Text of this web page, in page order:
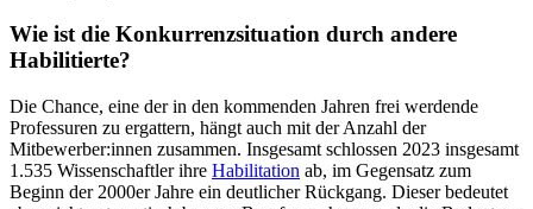
Wie ist die Konkurrenzsituation durch andere
Habilitierte?
Die Chance, eine der in den kommenden Jahren frei werdende
Professuren zu ergattern, hängt auch mit der Anzahl der
Mitbewerber:innen zusammen. Insgesamt schlossen 2023 insgesamt
1.535 Wissenschaftler ihre Habilitation ab, im Gegensatz zum
Beginn der 2000er Jahre ein deutlicher Rückgang. Dieser bedeutet